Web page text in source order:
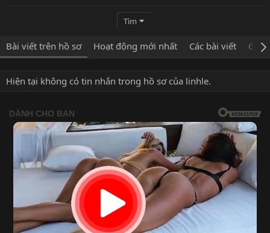
Tìm
Bài viết trên hồ sơ Hoạt động mới nhất Các bài viết Giới
Hiện tại không có tin nhắn trong hồ sơ của linhle.